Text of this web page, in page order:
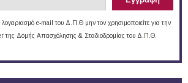
λογαριασμό e-mail του Δ.Π.Θ μην τον χρησιμοποιείτε για την
της Δομής Απασχόλησης & Σταδιοδρομίας του Δ.Π.Θ.